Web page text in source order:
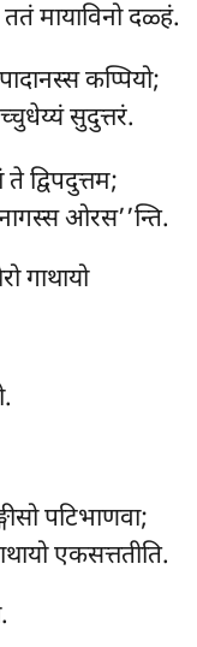
मायाविनो दळ्हं.
कप्पियो;
सुदुत्तरं.
द्विपदुत्तम;
ओरस’’न्ति.
गाथायो
पटिभाणवा;
एकसत्ततीति.